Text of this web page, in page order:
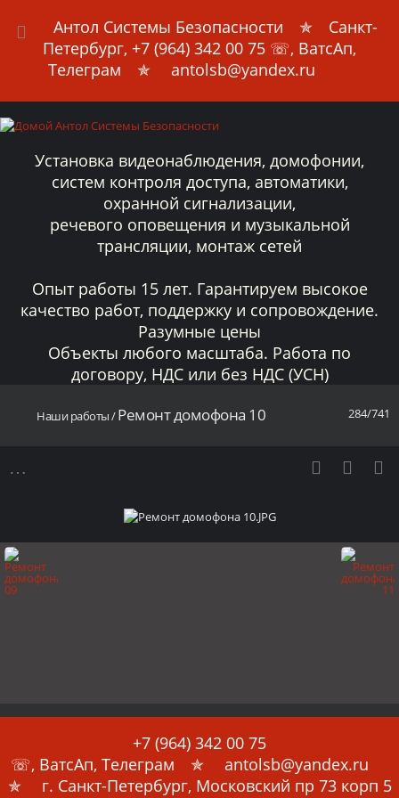
Антол Системы Безопасности ✯ Санкт-
Петербург, +7 (964) 342 00 75 ☏, ВатсАп,
Телеграм ✯ antolsb@yandex.ru
Установка видеонаблюдения, домофонии,
систем контроля доступа, автоматики,
охранной сигнализации,
речевого оповещения и музыкальной
трансляции, монтаж сетей
Опыт работы 15 лет. Гарантируем высокое
качество работ, поддержку и сопровождение.
Разумные цены
Объекты любого масштаба. Работа по
договору, НДС или без НДС (УСН)
284/741
Наши работы/Ремонт домофона 10
+7 (964) 342 00 75
☏, ВатсАп, Телеграм ✯ antolsb@yandex.ru
✯ г. Санкт-Петербург, Московский пр 73 корп 5